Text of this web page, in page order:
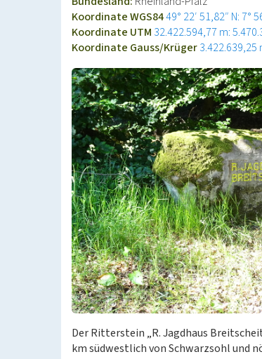
Koordinate WGS8449° 22′ 51,82″ N: 7°
Koordinate UTM 32.422.594,77 m:
Koordinate Gauss/Krüger3.422.639,25
Der Ritterstein „R. Jagdhaus
km südwestlich von Schwarzsohl und